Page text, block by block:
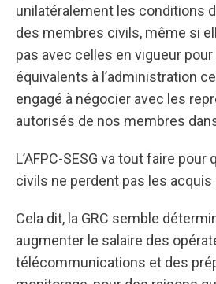
unilatéralement les conditions
des membres civils, même si
pas avec celles en vigueur
équivalents à l’administration
engagé à négocier avec les
autorisés de nos membres
L’AFPC-SESG va tout faire
civils ne perdent pas les acquis
Cela dit, la GRC semble
augmenter le salaire des
télécommunications et des